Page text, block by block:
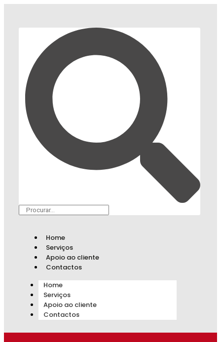
Home
Serviços
Apoio ao cliente
Contactos
Home
Serviços
Apoio ao cliente
Contactos